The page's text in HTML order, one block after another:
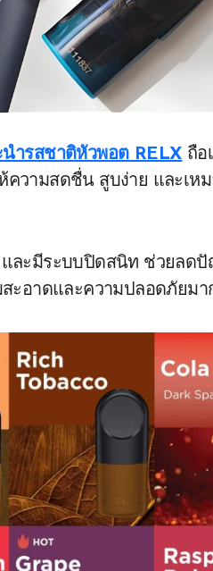
ำรสชาติหัวพอต RELX ถือ
วามสดชื่น สูบง่าย และเห
ละมีระบบปิดสนิท ช่วยลด
ะอาดและความปลอดภัยม